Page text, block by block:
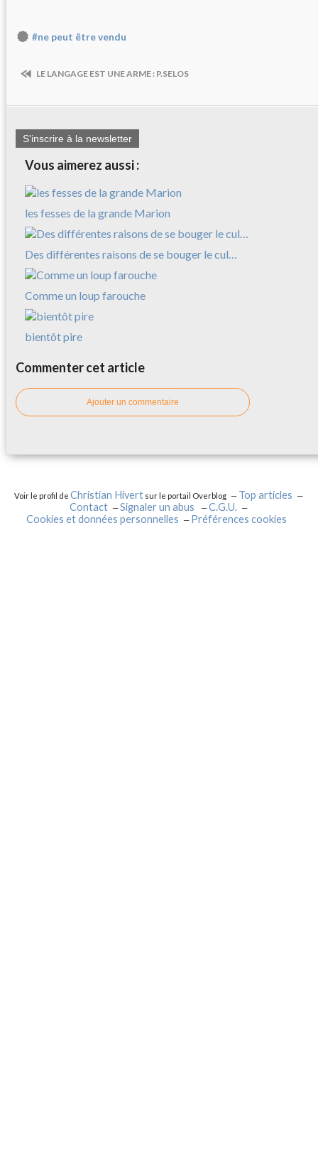
#ne peut être vendu
LE LANGAGE EST UNE ARME : P.SELOS
S'inscrire à la newsletter
Vous aimerez aussi :
les fesses de la grande Marion
Des différentes raisons de se bouger le cul…
Comme un loup farouche
bientôt pire
Commenter cet article
Ajouter un commentaire
Voir le profil deChristian Hivert sur le portail Overblog
Top articles
Contact
Signaler un abus
C.G.U.
Cookies et données personnelles
Préférences cookies